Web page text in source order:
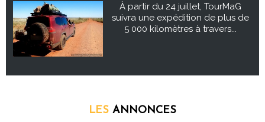
À partir du 24 juillet, TourMaG
suivra une expédition de plus de
5 000 kilomètres à travers...
LES ANNONCES